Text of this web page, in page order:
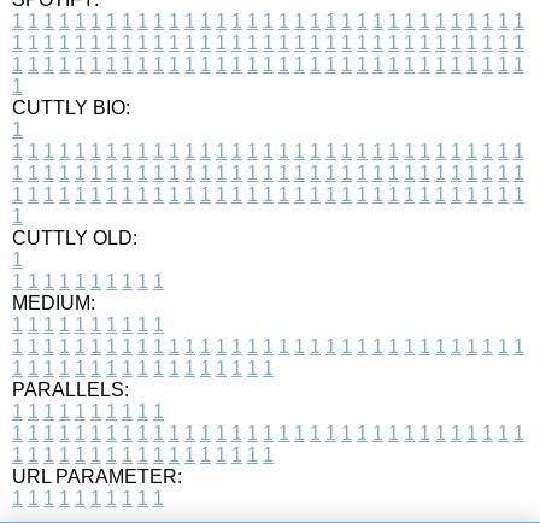
1 1 1 1 1 1 1 1 1 1 1 1 1 1 1 1 1 1 1 1 1 1 1 1 1 1 1 1 1 1 1 1 1
1 1 1 1 1 1 1 1 1 1 1 1 1 1 1 1 1 1 1 1 1 1 1 1 1 1 1 1 1 1 1 1 1
1 1 1 1 1 1 1 1 1 1 1 1 1 1 1 1 1 1 1 1 1 1 1 1 1 1 1 1 1 1 1 1 1
1
CUTTLY BIO:
1
1 1 1 1 1 1 1 1 1 1 1 1 1 1 1 1 1 1 1 1 1 1 1 1 1 1 1 1 1 1 1 1 1
1 1 1 1 1 1 1 1 1 1 1 1 1 1 1 1 1 1 1 1 1 1 1 1 1 1 1 1 1 1 1 1 1
1 1 1 1 1 1 1 1 1 1 1 1 1 1 1 1 1 1 1 1 1 1 1 1 1 1 1 1 1 1 1 1 1
1
CUTTLY OLD:
1
1 1 1 1 1 1 1 1 1 1
MEDIUM:
1 1 1 1 1 1 1 1 1 1
1 1 1 1 1 1 1 1 1 1 1 1 1 1 1 1 1 1 1 1 1 1 1 1 1 1 1 1 1 1 1 1 1
1 1 1 1 1 1 1 1 1 1 1 1 1 1 1 1 1
PARALLELS:
1 1 1 1 1 1 1 1 1 1
1 1 1 1 1 1 1 1 1 1 1 1 1 1 1 1 1 1 1 1 1 1 1 1 1 1 1 1 1 1 1 1 1
1 1 1 1 1 1 1 1 1 1 1 1 1 1 1 1 1
URL PARAMETER:
1 1 1 1 1 1 1 1 1 1